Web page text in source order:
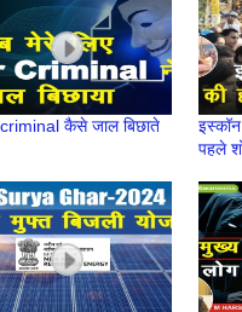
कैसे जाल बिछाते
इस्कॉन
पहले